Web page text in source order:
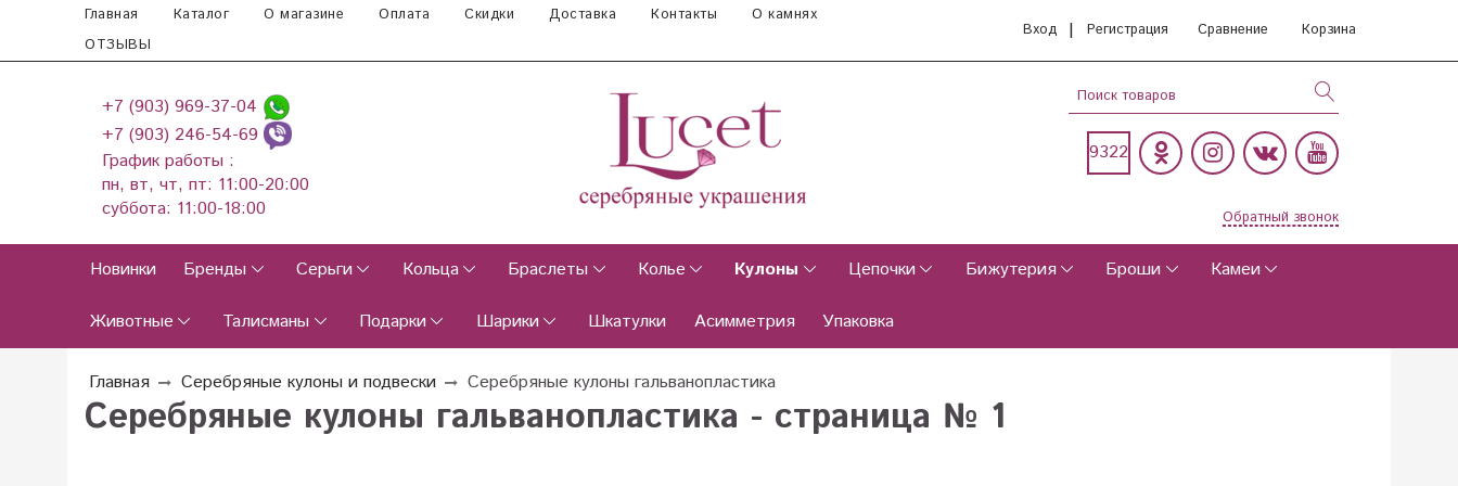
Главная Каталог О магазине Оплата Скидки Доставка Контакты
О камнях
ОТЗЫВЫ
Вход | Регистрация Сравнение Корзина
+7 (903) 969-37-04
+7 (903) 246-54-69
График работы :
пн, вт, чт, пт: 11:00-20:00
суббота: 11:00-18:00
9322
Обратный звонок
Новинки Бренды Серьги Кольца Браслеты Колье Кулоны Цепочки Бижутерия Броши Камеи
Животные Талисманы Подарки Шарики Шкатулки Асимметрия Упаковка
Главная Серебряные кулоны и подвески Серебряные кулоны гальванопластика
Серебряные кулоны гальванопластика - страница № 1